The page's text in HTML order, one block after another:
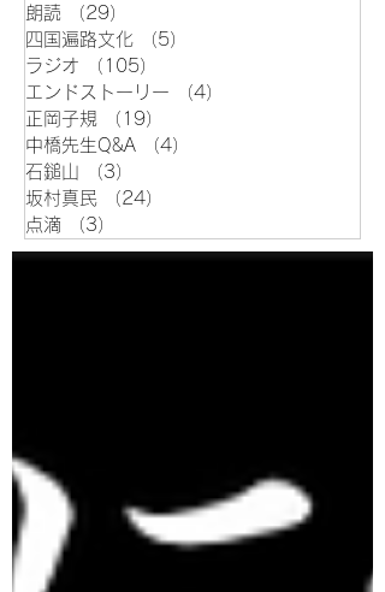
朗読
（29）
四国遍路文化
（5）
ラジオ
（105）
エンドストーリー
（4）
正岡子規
（19）
中橋先生Q&A
（4）
石鎚山
（3）
坂村真民
（24）
点滴
（3）